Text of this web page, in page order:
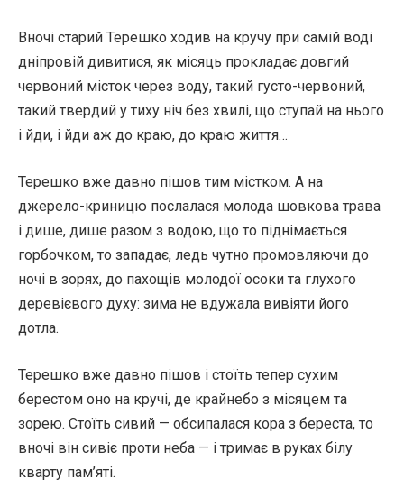
Вночі старий Терешко ходив на кручу при самій воді
дніпровій дивитися, як місяць прокладає довгий
червоний місток через воду, такий густо-червоний,
такий твердий у тиху ніч без хвилі, що ступай на нього
і йди, і йди аж до краю, до краю життя…
Терешко вже давно пішов тим містком. А на
джерело-криницю послалася молода шовкова трава
і дише, дише разом з водою, що то піднімається
горбочком, то западає, ледь чутно промовляючи до
ночі в зорях, до пахощів молодої осоки та глухого
деревієвого духу: зима не вдужала вивіяти його
дотла.
Терешко вже давно пішов і стоїть тепер сухим
берестом оно на кручі, де крайнебо з місяцем та
зорею. Стоїть сивий — обсипалася кора з береста, то
вночі він сивіє проти неба — і тримає в руках білу
кварту пам’яті.